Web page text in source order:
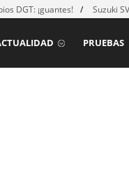
DGT: ¡guantes! Suzuki
PRUEBAS